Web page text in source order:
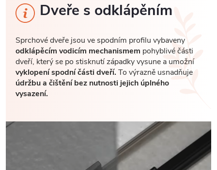
Dveře s odklápěním
Sprchové dveře jsou ve spodním profilu vybaveny
odklápěcím vodicím mechanismem pohyblivé části
dveří, který se po stisknutí západky vysune a umožní
vyklopení spodní části dveří.To výrazně usnadňuje
údržbu a čištění bez nutnosti jejich úplného
vysazení.